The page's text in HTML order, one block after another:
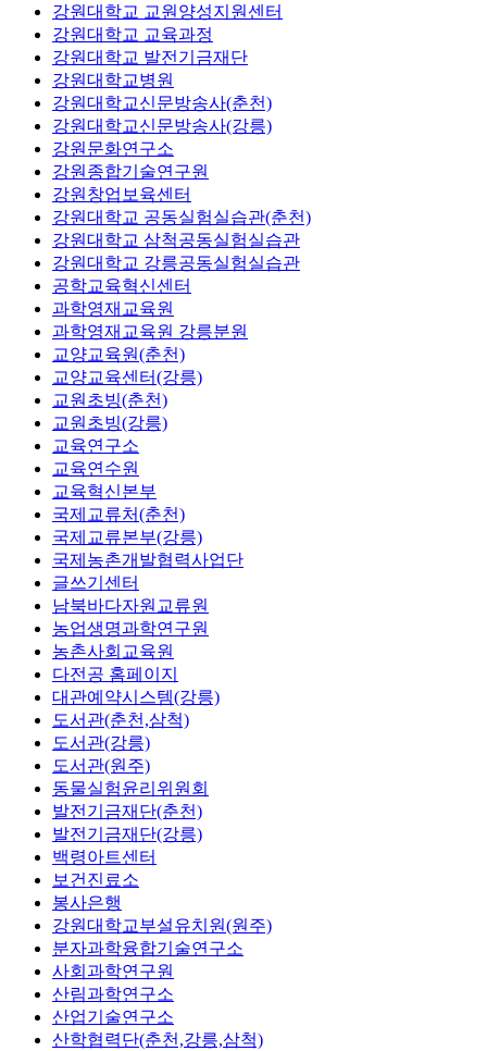
강원대학교 교원양성지원센터
강원대학교 교육과정
강원대학교 발전기금재단
강원대학교병원
강원대학교신문방송사(춘천)
강원대학교신문방송사(강릉)
강원문화연구소
강원종합기술연구원
강원창업보육센터
강원대학교 공동실험실습관(춘천)
강원대학교 삼척공동실험실습관
강원대학교 강릉공동실험실습관
공학교육혁신센터
과학영재교육원
과학영재교육원 강릉분원
교양교육원(춘천)
교양교육센터(강릉)
교원초빙(춘천)
교원초빙(강릉)
교육연구소
교육연수원
교육혁신본부
국제교류처(춘천)
국제교류본부(강릉)
국제농촌개발협력사업단
글쓰기센터
남북바다자원교류원
농업생명과학연구원
농촌사회교육원
다전공 홈페이지
대관예약시스템(강릉)
도서관(춘천,삼척)
도서관(강릉)
도서관(원주)
동물실험윤리위원회
발전기금재단(춘천)
발전기금재단(강릉)
백령아트센터
보건진료소
봉사은행
강원대학교부설유치원(원주)
분자과학융합기술연구소
사회과학연구원
산림과학연구소
산업기술연구소
산학협력단(춘천,강릉,삼척)